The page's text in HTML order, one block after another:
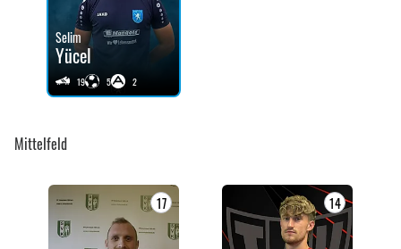
Selim
Yücel
19 5 2
Mittelfeld
17 14